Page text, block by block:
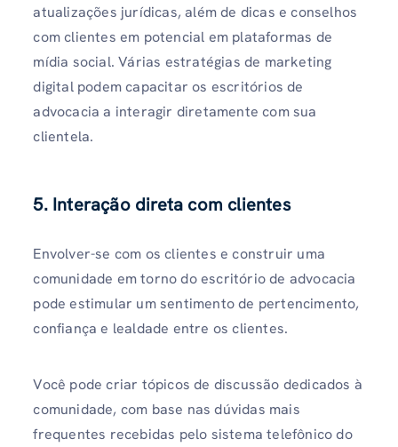
atualizações jurídicas, além de dicas e conselhos
com clientes em potencial em plataformas de
mídia social. Várias estratégias de marketing
digital podem capacitar os escritórios de
advocacia a interagir diretamente com sua
clientela.
5. Interação direta com clientes
Envolver-se com os clientes e construir uma
comunidade em torno do escritório de advocacia
pode estimular um sentimento de pertencimento,
confiança e lealdade entre os clientes.
Você pode criar tópicos de discussão dedicados à
comunidade, com base nas dúvidas mais
frequentes recebidas pelo sistema telefônico do